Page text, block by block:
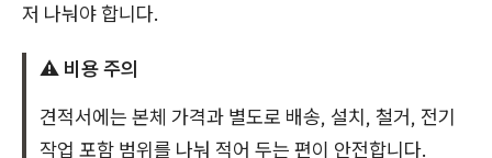
저 나눠야 합니다.
⚠️ 비용 주의
견적서에는 본체 가격과 별도로 배송, 설치, 철거, 전기
작업 포함 범위를 나눠 적어 두는 편이 안전합니다.